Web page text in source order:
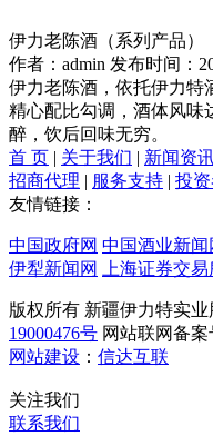
伊力老陈酒（系列产品）
作者：admin 发布时间：
伊力老陈酒，依托伊力特
精心配比勾调，酒体风味
醉，饮后回味无穷。
首 页 | 关于我们 | 新闻资
招商代理 | 服务支持 | 投
友情链接：
中国政府网 中国酒业新闻
伊犁新闻网
上海证券交易
版权所有 新疆伊力特实业
19000476号 网站联网备案
网站建设 ： 信达互联
关注我们
联系我们